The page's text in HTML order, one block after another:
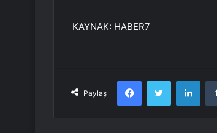
KAYNAK: HABER7
Paylaş
FacebookTwitter